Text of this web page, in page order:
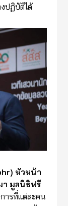
ปฏิบัติได้
หัวหน้า
า มูลนิธิฟรี
ารที่แต่ละคน